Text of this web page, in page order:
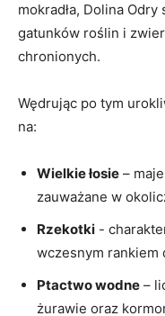
mokradła, Dolina
⁣gatunków roślin‍ i
chronionych.
Wędrując po tym
na:
Wielkie⁤ łosie –
zauważane w
Rzekotki -⁣
wczesnym⁢ rankiem
Ptactwo wodne –
żurawie⁤ oraz